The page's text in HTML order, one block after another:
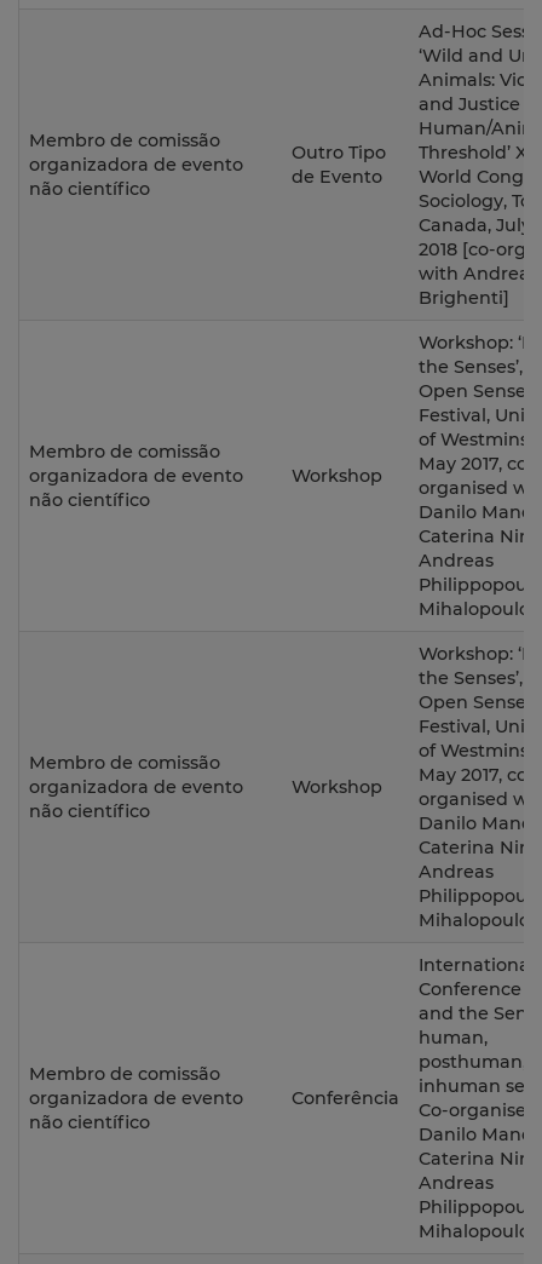
Membro de comissão
organizadora de evento
não científico
Outro Tipo
de Evento
Ad-Hoc
‘Wild and
Animals:
and Justice
Human/
Threshold’
World
Sociology,
Canada, July
2018 [co-
with Andrea
Brighenti]
Membro de comissão
organizadora de evento
não científico
Workshop
Workshop:
the Senses’,
Open Senses
Festival,
of
May 2017, co-
organised
Danilo
Caterina
Andreas
Mihalopoulos
Membro de comissão
organizadora de evento
não científico
Workshop
Workshop:
the Senses’,
Open Senses
Festival,
of
May 2017, co-
organised
Danilo
Caterina
Andreas
Mihalopoulos
Membro de comissão
organizadora de evento
não científico
Conferência
International
Conference
and the
human,
posthuman,
inhuman
Co-
Danilo
Caterina
Andreas
Mihalopoulos